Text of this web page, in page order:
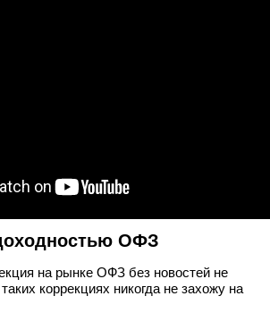
ОФЗ
на рынке ОФЗ без новостей не
коррекциях никогда не захожу на